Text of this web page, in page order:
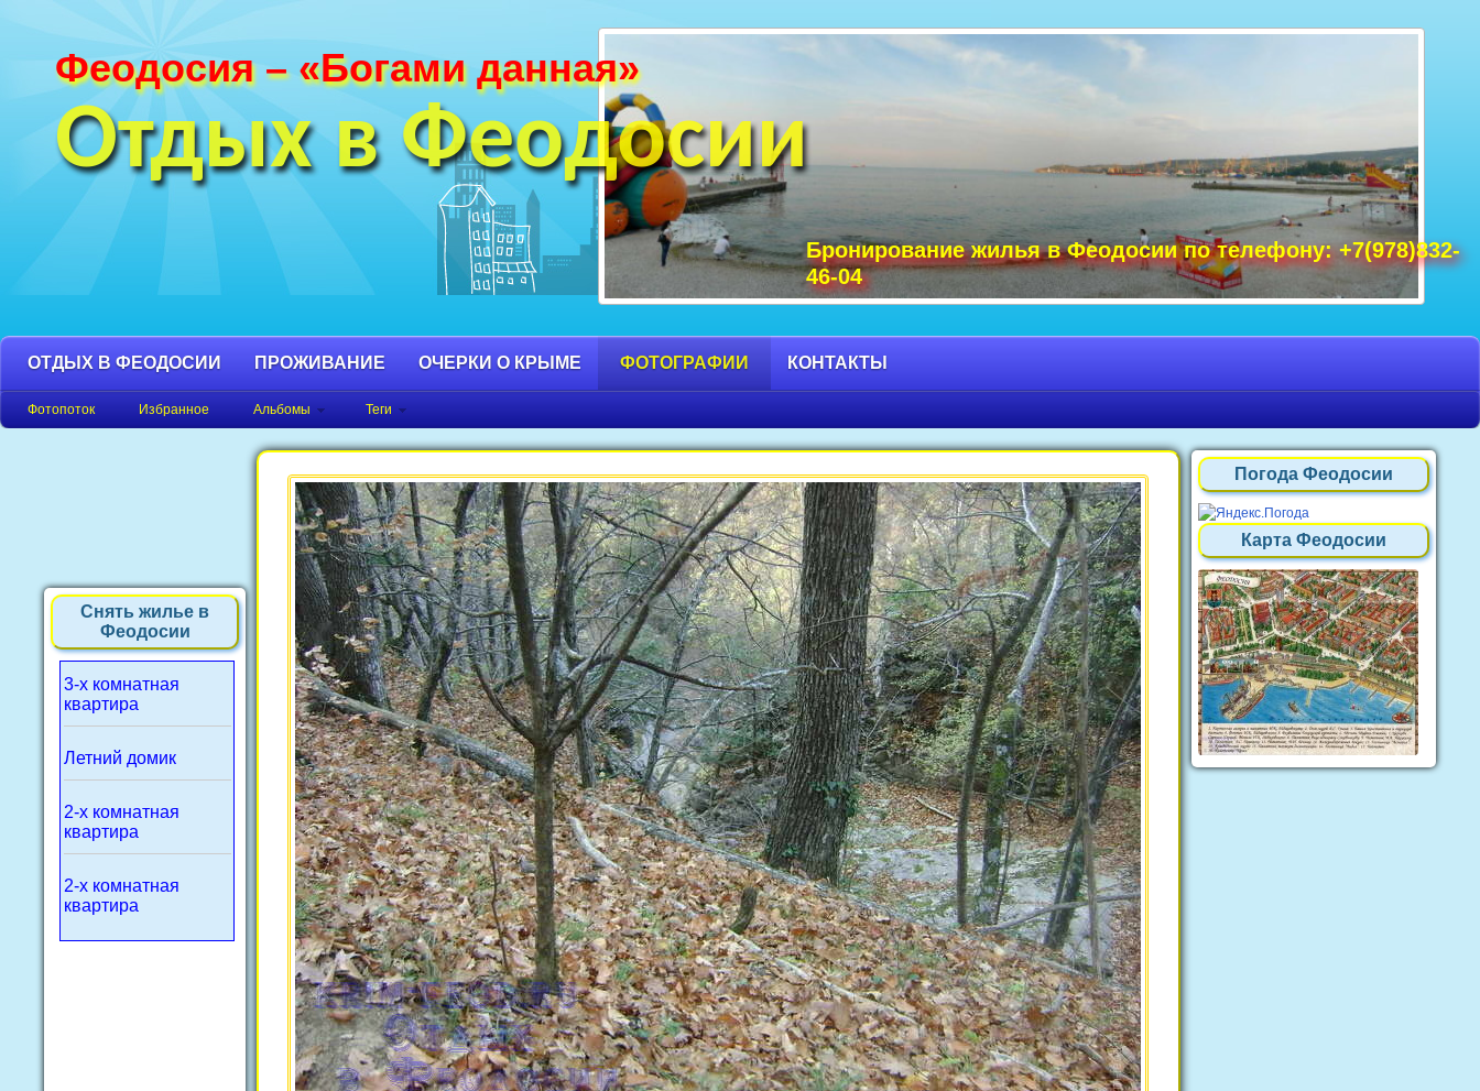
Феодосия – «Богами данная»
Отдых в Феодосии
Бронирование жилья в Феодосии по телефону: +7(978)832-
46-04
Фотографии Феодосии и Крыма. Пляжи Крыма фото, фото горы Крыма, Крым Судак фото, Крым фото Ялта, Крым фото
Феодосия, Орджоникидзе Крым фото, достопримечательности Крыма фото, море Крым фото, фото Нового Света, Крым
фото города, Крым фото Феодосия.
ОТДЫХ В ФЕОДОСИИ ПРОЖИВАНИЕ ОЧЕРКИ О КРЫМЕ ФОТОГРАФИИ КОНТАКТЫ
Фотопоток Избранное Альбомы Теги
Снять жилье в
Феодосии
3-х комнатная
квартира
Летний домик
2-х комнатная
квартира
2-х комнатная
квартира
Погода Феодосии
Карта Феодосии